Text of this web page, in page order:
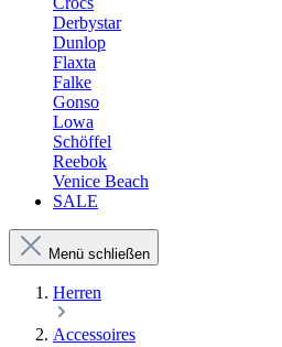
Derbystar
Dunlop
Flaxta
Falke
Gonso
Lowa
Schöffel
Reebok
Venice Beach
SALE
Menü schließen
Herren
Accessoires